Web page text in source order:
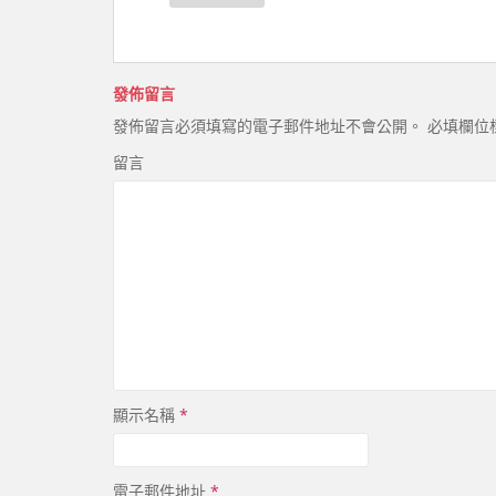
發佈留言
發佈留言必須填寫的電子郵件地址不會公開。 必填欄位
留言
顯示名稱 *
電子郵件地址 *